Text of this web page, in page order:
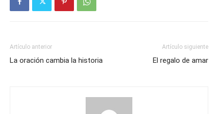
Artículo anterior
La oración cambia la historia
Artículo siguiente
El regalo de amar